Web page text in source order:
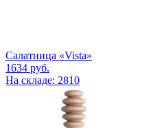
Салатница «Vista»
1634 руб.
На складе: 2810